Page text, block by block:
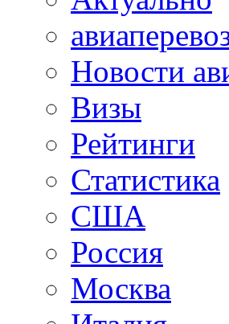
Новости
Визы
Рейтинги
Статистика
США
Россия
Москва